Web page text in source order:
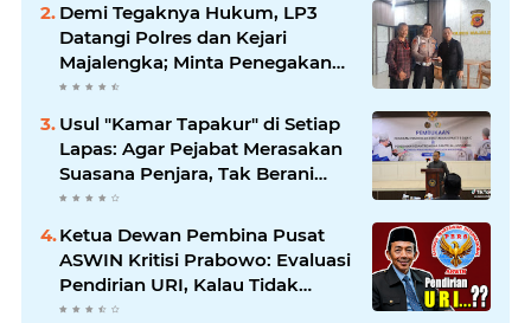
Demi Tegaknya Hukum, LP3
Datangi Polres dan Kejari
Majalengka; Minta Penegakan
Proporsional: Restoratif untuk
Lemah, Tegas untuk Narkoba &
Oknum
Usul "Kamar Tapakur" di Setiap
Lapas: Agar Pejabat Merasakan
Suasana Penjara, Tak Berani
Korupsi dan Menyalahgunakan
Ketua Dewan Pembina Pusat
ASWIN Kritisi Prabowo: Evaluasi
Pendirian URI, Kalau Tidak
Mendesak Sebaiknya